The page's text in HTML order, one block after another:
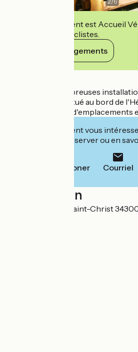
Cet établissement est Accueil
accueillir des cyclistes.
Voir ses engagements
Profitez des nombreuses
camping calme, situé au bord de
gratuit). Location d'emplacements
Cet établissement vous
leur site pour réserver ou en
Téléphoner Courriel
Localisation
46 boulevard du Saint-Christ